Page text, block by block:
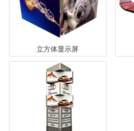
立方体显示屏